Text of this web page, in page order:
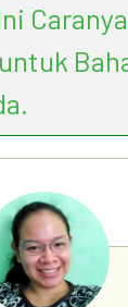
Caranya
untuk